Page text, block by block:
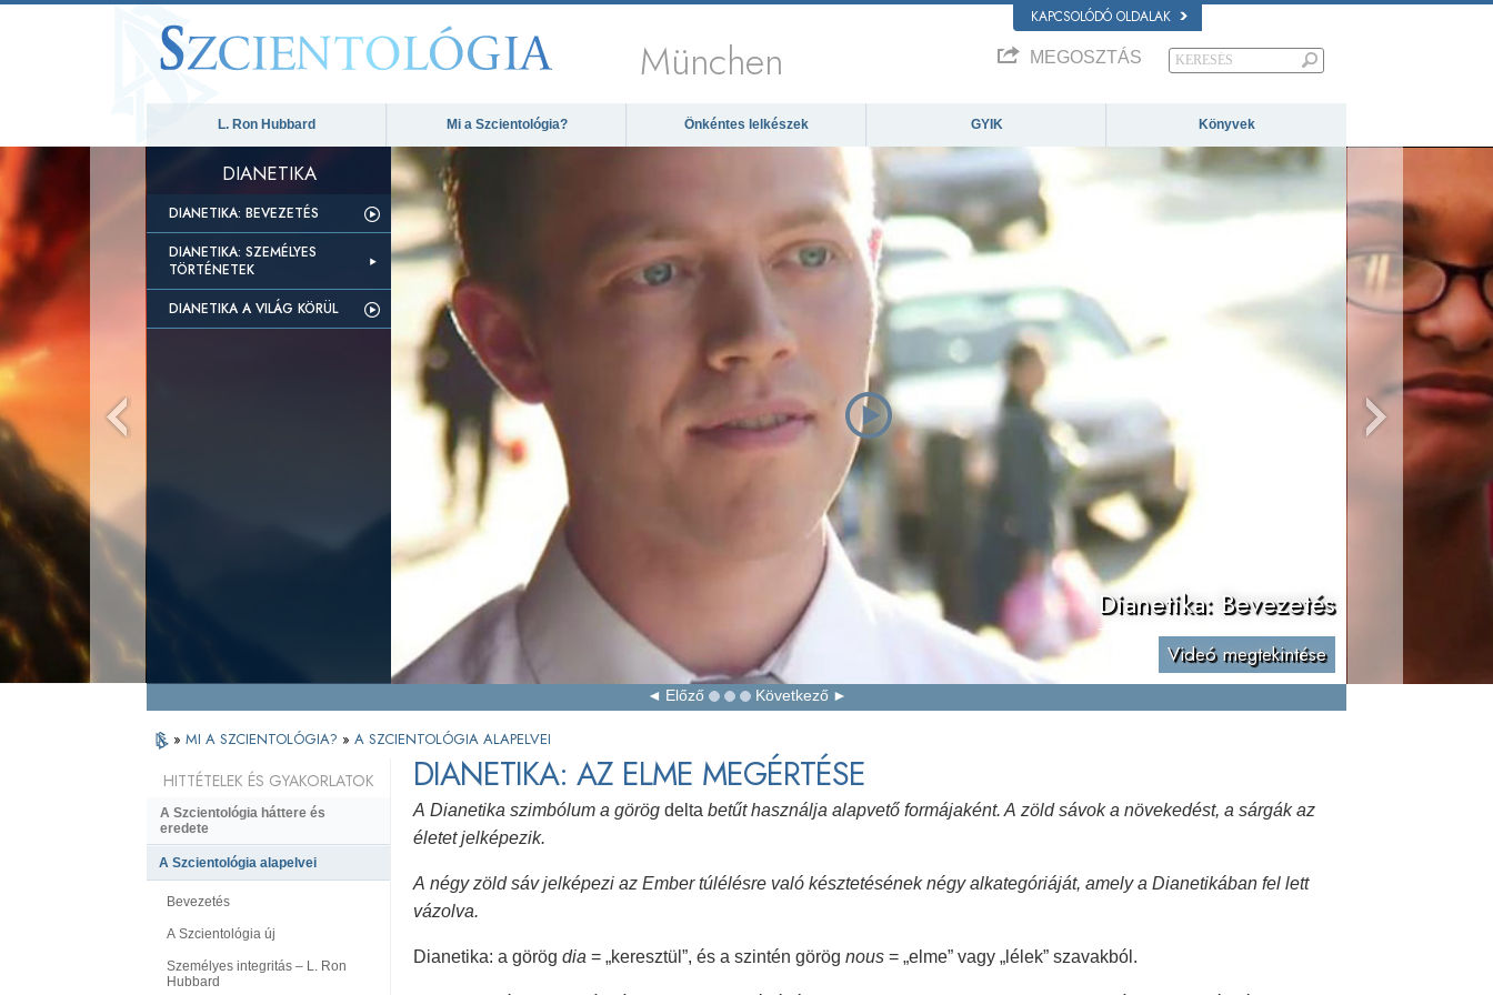
KAPCSOLÓDÓ OLDALAK
München MEGOSZTÁS
L. Ron Hubbard Mi a Szcientológia? Önkéntes lelkészek GYIK Könyvek
DIANETIKA
DIANETIKA: BEVEZETÉS
DIANETIKA: SZEMÉLYES
TÖRTÉNETEK
DIANETIKA A VILÁG KÖRÜL
Dianetika: Bevezetés
Videó megtekintése
Előző Következő
» MI A SZCIENTOLÓGIA? » A SZCIENTOLÓGIA ALAPELVEI
DIANETIKA: AZ ELME MEGÉRTÉSE
A Dianetika szimbólum a görög delta betűt használja alapvető formájaként. A zöld sávok a növekedést, a sárgák az
életet jelképezik.
A négy zöld sáv jelképezi az Ember túlélésre való késztetésének négy alkategóriáját, amely a Dianetikában fel lett
vázolva.
Dianetika: a görög dia = „keresztül”, és a szintén görög nous = „elme” vagy „lélek” szavakból.
HITTÉTELEK ÉS GYAKORLATOK
A Szcientológia háttere és
eredete
A Szcientológia alapelvei
Bevezetés
A Szcientológia új
Személyes integritás – L. Ron
Hubbard